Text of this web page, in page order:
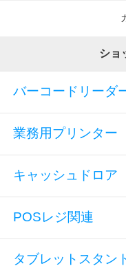
ショ
バーコードリーダ
業務用プリンター
キャッシュドロア
POSレジ関連
タブレットスタン